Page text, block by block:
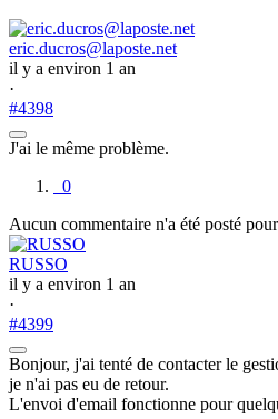
eric.ducros@laposte.net
il y a environ 1 an
·
#4398
J'ai le même problème.
0
Aucun commentaire n'a été posté
RUSSO
il y a environ 1 an
·
#4399
Bonjour, j'ai tenté de contacter le
je n'ai pas eu de retour.
L'envoi d'email fonctionne pour